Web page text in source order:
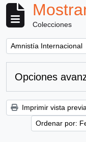
Colecciones
Remove filter:
Amnistía Internacional
Opciones
Imprimir vista previa
Ordenar por: